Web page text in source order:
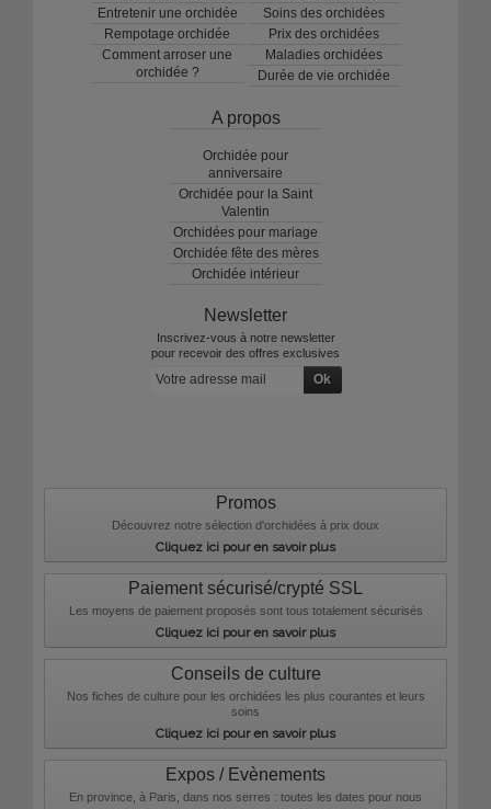
Entretenir une orchidée
Rempotage orchidée
Comment arroser une
orchidée ?
Soins des orchidées
Prix des orchidées
Maladies orchidées
Durée de vie orchidée
A propos
Orchidée pour
anniversaire
Orchidée pour la Saint
Valentin
Orchidées pour mariage
Orchidée fête des mères
Orchidée intérieur
Newsletter
Inscrivez-vous à notre newsletter
pour recevoir des offres exclusives
Promos
Découvrez notre sélection d'orchidées à prix doux
Cliquez ici pour en savoir plus
Paiement sécurisé/crypté SSL
Les moyens de paiement proposés sont tous totalement sécurisés
Cliquez ici pour en savoir plus
Conseils de culture
Nos fiches de culture pour les orchidées les plus courantes et leurs
soins
Cliquez ici pour en savoir plus
Expos / Evènements
En province, à Paris, dans nos serres : toutes les dates pour nous